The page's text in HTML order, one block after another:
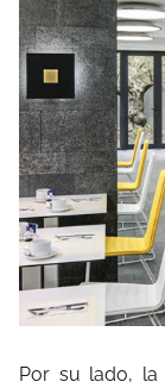
Por su lado, la